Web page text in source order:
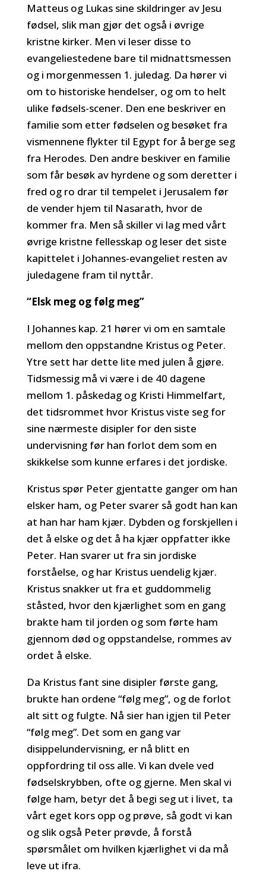
Matteus og Lukas sine skildringer av Jesu
fødsel, slik man gjør det også i øvrige
kristne kirker. Men vi leser disse to
evangeliestedene bare til midnattsmessen
og i morgenmessen 1. juledag. Da hører vi
om to historiske hendelser, og om to helt
ulike fødsels-scener. Den ene beskriver en
familie som etter fødselen og besøket fra
vismennene flykter til Egypt for å berge seg
fra Herodes. Den andre beskiver en familie
som får besøk av hyrdene og som deretter i
fred og ro drar til tempelet i Jerusalem før
de vender hjem til Nasarath, hvor de
kommer fra. Men så skiller vi lag med vårt
øvrige kristne fellesskap og leser det siste
kapittelet i Johannes-evangeliet resten av
juledagene fram til nyttår.
“Elsk meg og følg meg”
I Johannes kap. 21 hører vi om en samtale
mellom den oppstandne Kristus og Peter.
Ytre sett har dette lite med julen å gjøre.
Tidsmessig må vi være i de 40 dagene
mellom 1. påskedag og Kristi Himmelfart,
det tidsrommet hvor Kristus viste seg for
sine nærmeste disipler for den siste
undervisning før han forlot dem som en
skikkelse som kunne erfares i det jordiske.
Kristus spør Peter gjentatte ganger om han
elsker ham, og Peter svarer så godt han kan
at han har ham kjær. Dybden og forskjellen i
det å elske og det å ha kjær oppfatter ikke
Peter. Han svarer ut fra sin jordiske
forståelse, og har Kristus uendelig kjær.
Kristus snakker ut fra et guddommelig
ståsted, hvor den kjærlighet som en gang
brakte ham til jorden og som førte ham
gjennom død og oppstandelse, rommes av
ordet å elske.
Da Kristus fant sine disipler første gang,
brukte han ordene “følg meg”, og de forlot
alt sitt og fulgte. Nå sier han igjen til Peter
“følg meg”. Det som en gang var
disippelundervisning, er nå blitt en
oppfordring til oss alle. Vi kan dvele ved
fødselskrybben, ofte og gjerne. Men skal vi
følge ham, betyr det å begi seg ut i livet, ta
vårt eget kors opp og prøve, så godt vi kan
og slik også Peter prøvde, å forstå
spørsmålet om hvilken kjærlighet vi da må
leve ut ifra.